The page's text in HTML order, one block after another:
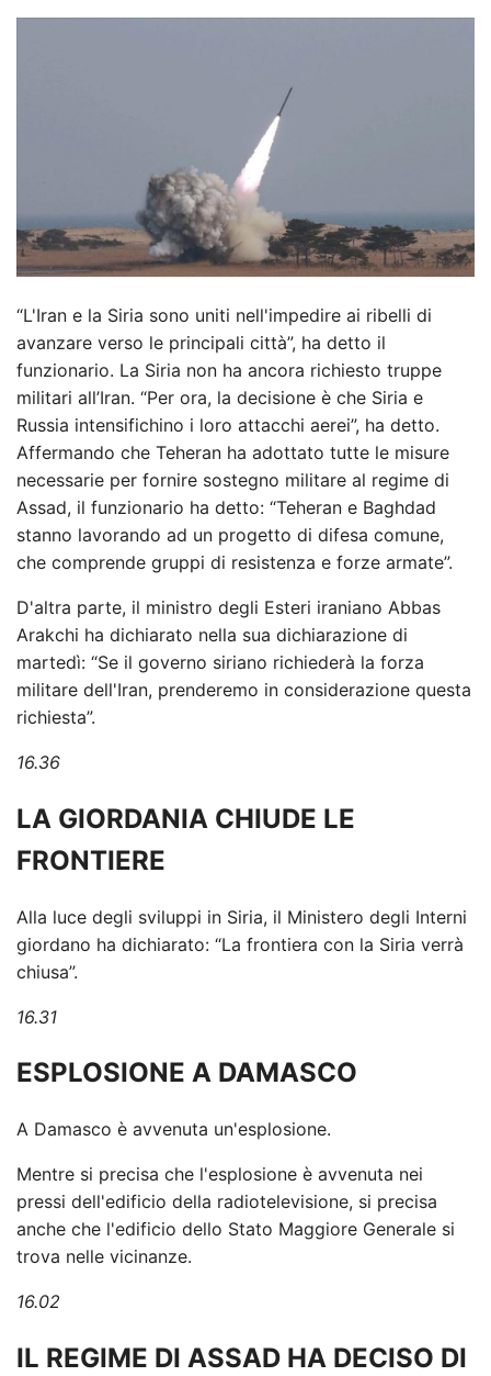
“L'Iran e la Siria sono uniti nell'impedire ai ribelli di
avanzare verso le principali città”, ha detto il
funzionario. La Siria non ha ancora richiesto truppe
militari all’Iran. “Per ora, la decisione è che Siria e
Russia intensifichino i loro attacchi aerei”, ha detto.
Affermando che Teheran ha adottato tutte le misure
necessarie per fornire sostegno militare al regime di
Assad, il funzionario ha detto: “Teheran e Baghdad
stanno lavorando ad un progetto di difesa comune,
che comprende gruppi di resistenza e forze armate”.
D'altra parte, il ministro degli Esteri iraniano Abbas
Arakchi ha dichiarato nella sua dichiarazione di
martedì: “Se il governo siriano richiederà la forza
militare dell'Iran, prenderemo in considerazione questa
richiesta”.
16.36
LA GIORDANIA CHIUDE LE
FRONTIERE
Alla luce degli sviluppi in Siria, il Ministero degli Interni
giordano ha dichiarato: “La frontiera con la Siria verrà
chiusa”.
16.31
ESPLOSIONE A DAMASCO
A Damasco è avvenuta un'esplosione.
Mentre si precisa che l'esplosione è avvenuta nei
pressi dell'edificio della radiotelevisione, si precisa
anche che l'edificio dello Stato Maggiore Generale si
trova nelle vicinanze.
16.02
IL REGIME DI ASSAD HA DECISO DI